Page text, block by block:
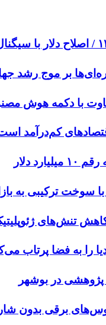
بر موج رشد
با دکمه هوش
کم‌درآمد
دلار
سوخت ترکیبی به
تنش‌های
را به فضا پرتاب
در بوشهر